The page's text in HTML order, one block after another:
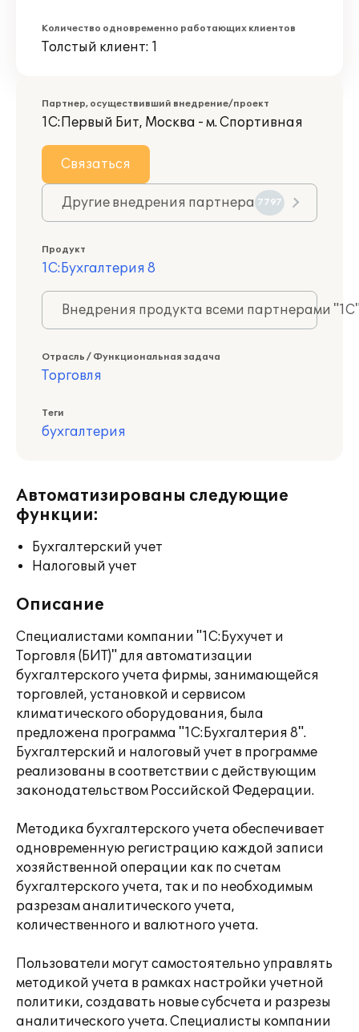
Количество одновременно работающих клиентов
Толстый клиент: 1
Партнер, осуществивший внедрение/проект
1С:Первый Бит, Москва - м. Спортивная
Связаться
Другие внедрения партнера 7797
Продукт
1С:Бухгалтерия 8
Внедрения продукта всеми партнерами
Отрасль / Функциональная задача
Торговля
Теги
бухгалтерия
Автоматизированы следующие
функции:
Бухгалтерский учет
Налоговый учет
Описание
Специалистами компании "1С:Бухучет и
Торговля (БИТ)" для автоматизации
бухгалтерского учета фирмы, занимающейся
торговлей, установкой и сервисом
климатического оборудования, была
предложена программа "1С:Бухгалтерия 8".
Бухгалтерский и налоговый учет в программе
реализованы в соответствии с действующим
законодательством Российской Федерации.
Методика бухгалтерского учета обеспечивает
одновременную регистрацию каждой записи
хозяйственной операции как по счетам
бухгалтерского учета, так и по необходимым
разрезам аналитического учета,
количественного и валютного учета.
Пользователи могут самостоятельно управлять
методикой учета в рамках настройки учетной
политики, создавать новые субсчета и разрезы
аналитического учета. Специалисты компании